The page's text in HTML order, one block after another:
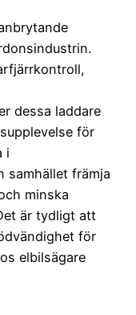
dessa laddare
för
i
samhället främja
minska
är tydligt att
för
elbilsägare